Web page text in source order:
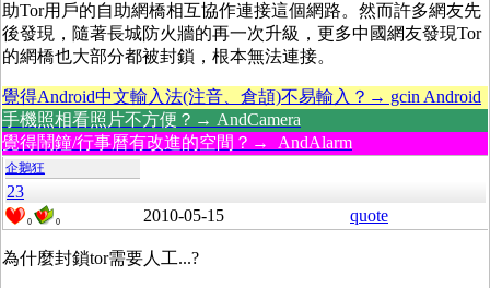
助Tor用戶的自助網橋相互協作連接這個網路。然而許多網友先
後發現，隨著長城防火牆的再一次升級，更多中國網友發現Tor
的網橋也大部分都被封鎖，根本無法連接。
覺得Android中文輸入法(注音、倉頡)不易輸入？→ gcin Android
手機照相看照片不方便？→ AndCamera
覺得鬧鐘/行事曆有改進的空間？→ AndAlarm
企鵝狂
23
0 0 2010-05-15 quote
為什麼封鎖tor需要人工...?